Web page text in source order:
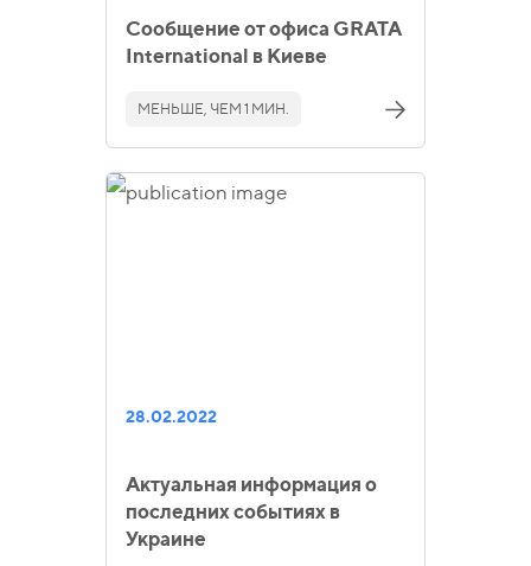
Сообщение от офиса GRATA
International в Киеве
МЕНЬШЕ, ЧЕМ 1 МИН.
28.02.2022
Актуальная информация о
последних событиях в
Украине